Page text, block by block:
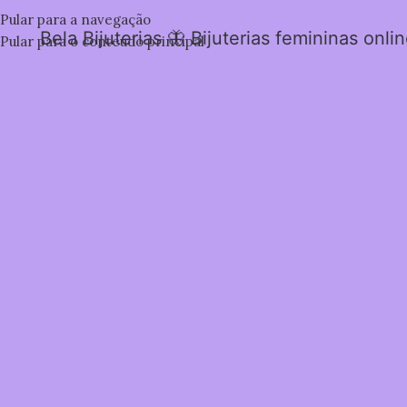
Pular para a navegação
Pular para o conteúdo principal
Bela Bijuterias 🦋 Bijuterias femininas